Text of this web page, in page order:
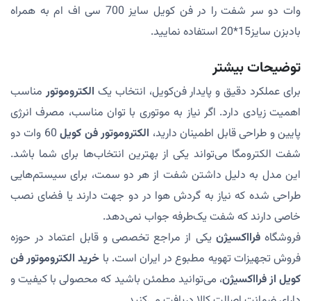
وات دو سر شفت را در فن کویل سایز 700 سی اف ام به همراه
بادبزن سایز15*20 استفاده نمایید.
توضیحات بیشتر
برای عملکرد دقیق و پایدار فن‌کویل، انتخاب یک الکتروموتور مناسب
اهمیت زیادی دارد. اگر نیاز به موتوری با توان مناسب، مصرف انرژی
پایین و طراحی قابل اطمینان دارید، الکتروموتور فن کویل
60 وات دو
شفت الکترومگا می‌تواند یکی از بهترین انتخاب‌ها برای شما باشد.
این مدل به دلیل داشتن شفت از هر دو سمت، برای سیستم‌هایی
طراحی شده که نیاز به گردش هوا در دو جهت دارند یا فضای نصب
خاصی دارند که شفت یک‌طرفه جواب نمی‌دهد.
فروشگاهفرااکسیژنیکی از مراجع تخصصی و قابل اعتماد در حوزه
فروش تجهیزات تهویه مطبوع در ایران است. با خرید الکتروموتور فن
کویل از فرااکسیژن، می‌توانید مطمئن باشید که محصولی با کیفیت و